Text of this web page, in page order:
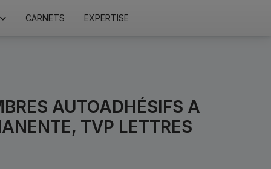
CARNETS EXPERTISE
AUTOADHÉSIFS A
TVP LETTRES